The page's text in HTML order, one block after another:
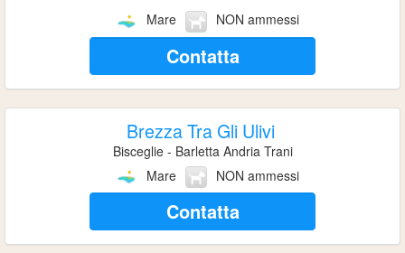
Mare
NON ammessi
Contatta
Brezza Tra Gli Ulivi
Bisceglie - Barletta Andria Trani
Mare
NON ammessi
Contatta